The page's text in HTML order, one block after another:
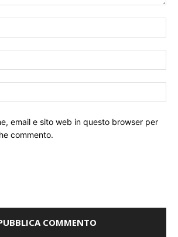
email e sito web in questo browser per
commento.